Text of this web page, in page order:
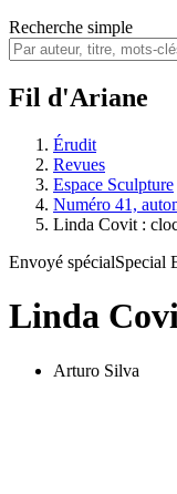
Recherche simple
Fil d'Ariane
Érudit
Revues
Espace Sculpture
Numéro 41,
Linda Covit :
Envoyé spécialSpecial
Linda
Arturo Silva